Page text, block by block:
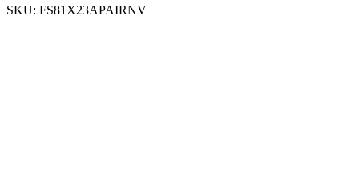
SKU: FS81X23APAIRNV